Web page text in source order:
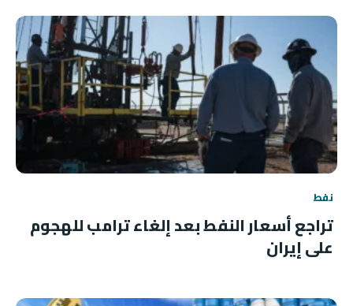
نفط
تراجع أسعار النفط بعد إلغاء ترامب للهجوم
على إيران